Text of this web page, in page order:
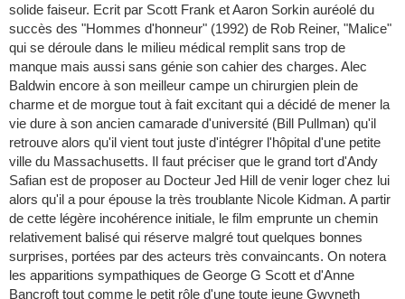
solide faiseur. Ecrit par Scott Frank et Aaron Sorkin auréolé du
succès des "Hommes d'honneur" (1992) de Rob Reiner, "Malice"
qui se déroule dans le milieu médical remplit sans trop de
manque mais aussi sans génie son cahier des charges. Alec
Baldwin encore à son meilleur campe un chirurgien plein de
charme et de morgue tout à fait excitant qui a décidé de mener la
vie dure à son ancien camarade d'université (Bill Pullman) qu'il
retrouve alors qu'il vient tout juste d'intégrer l'hôpital d'une petite
ville du Massachusetts. Il faut préciser que le grand tort d'Andy
Safian est de proposer au Docteur Jed Hill de venir loger chez lui
alors qu'il a pour épouse la très troublante Nicole Kidman. A partir
de cette légère incohérence initiale, le film emprunte un chemin
relativement balisé qui réserve malgré tout quelques bonnes
surprises, portées par des acteurs très convaincants. On notera
les apparitions sympathiques de George G Scott et d'Anne
Bancroft tout comme le petit rôle d'une toute jeune Gwyneth